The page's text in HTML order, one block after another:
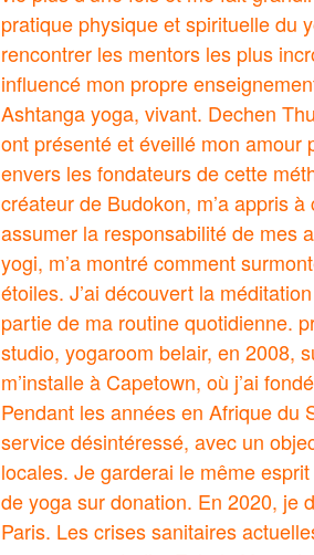
pratique physique et spirituelle du
rencontrer les mentors les plus
influencé mon propre
Ashtanga yoga, vivant. Dechen
ont présenté et éveillé mon amour
envers les fondateurs de cette
créateur de Budokon, m’a appris
assumer la responsabilité de mes
yogi, m’a montré comment
étoiles. J’ai découvert la
partie de ma routine quotidienne.
studio, yogaroom belair, en 2008,
m’installe à Capetown, où j’ai
Pendant les années en Afrique du
service désintéressé, avec un
locales. Je garderai le même
de yoga sur donation. En 2020, je
Paris. Les crises sanitaires